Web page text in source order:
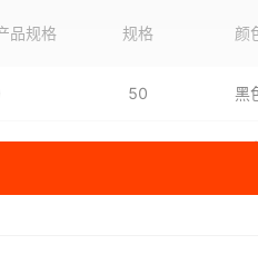
品规格 规格 颜
50 黑
63 黑